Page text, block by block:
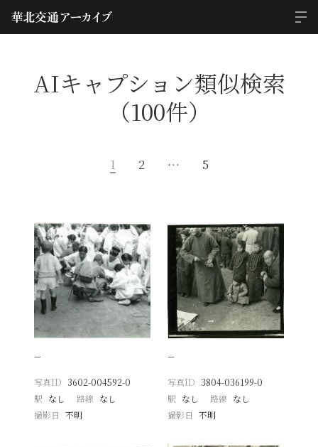
AIキャプション類似検索
（100件）
1 2 … 5
−
写真ID 3602-004592-0
駅 なし 路線 なし
撮影日
不明
−
写真ID 3804-036199-0
駅 なし 路線 なし
撮影日 不明